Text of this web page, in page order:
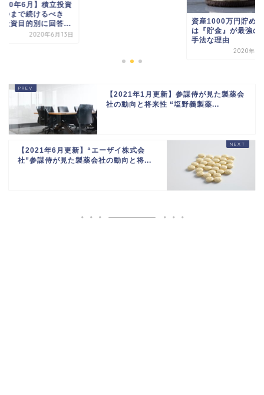
年6月】積立投資
つまで続けるべき
投資目的別に回答...
2020年6月13日
資産1000万円貯め
は『貯金』が最強の
手法な理由
2020年7
【2021年1月更新】参謀侍が見た製薬会
社の動向と将来性 “塩野義製薬...
【2021年6月更新】“エーザイ株式会
社”参謀侍が見た製薬会社の動向と将...